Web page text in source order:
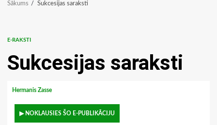
Sākums Sukcesijas saraksti
E-RAKSTI
Sukcesijas saraksti
Hermanis Zasse
▶ NOKLAUSIES ŠO E-PUBLIKĀCIJU